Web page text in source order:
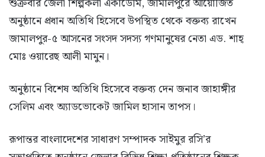
অনুষ্ঠানে প্রধান অতিথি হিসেবে উপস্থিত থেকে বক্তব্য রাখেন
জামালপুর-৫ আসনের সংসদ সদস্য গণমানুষের নেতা এড. শাহ্
মোঃ ওয়ারেছ আলী মামুন।
অনুষ্ঠানে বিশেষ অতিথি হিসেবে বক্তব্য দেন জনাব জাহাঙ্গীর
সেলিম এবং অ্যাডভোকেট জামিল হাসান তাপস।
রূপান্তর বাংলাদেশের সাধারণ সম্পাদক সাইমুর রসি’র